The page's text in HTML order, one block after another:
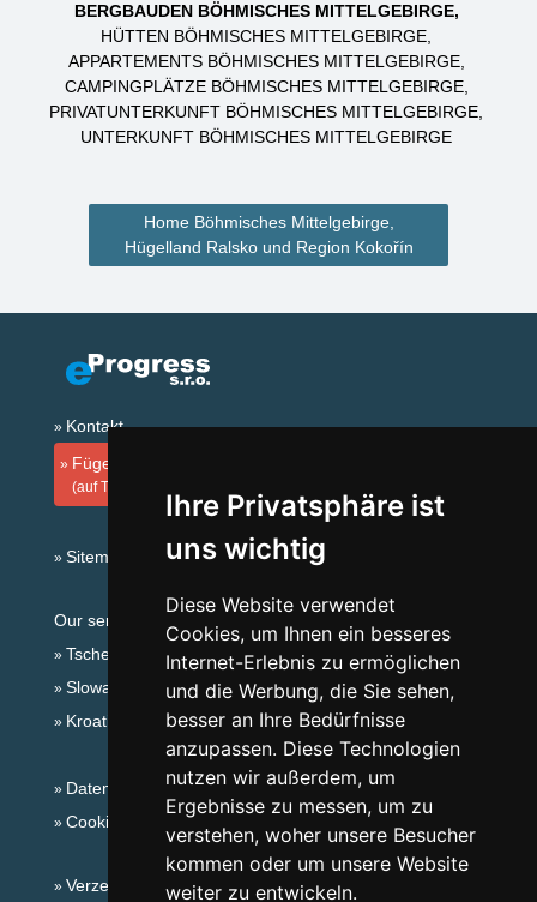
Ihre Privatsphäre ist
uns wichtig
Diese Website verwendet
Cookies, um Ihnen ein besseres
Internet-Erlebnis zu ermöglichen
und die Werbung, die Sie sehen,
besser an Ihre Bedürfnisse
anzupassen. Diese Technologien
nutzen wir außerdem, um
Ergebnisse zu messen, um zu
verstehen, woher unsere Besucher
kommen oder um unsere Website
weiter zu entwickeln.
BERGBAUDEN BÖHMISCHES MITTELGEBIRGE
HÜTTEN BÖHMISCHES MITTELGEBIRGE
APPARTEMENTS BÖHMISCHES MITTELGEBIRGE
CAMPINGPLÄTZE BÖHMISCHES MITTELGEBIRGE
PRIVATUNTERKUNFT BÖHMISCHES MITTELGEBIRGE
UNTERKUNFT BÖHMISCHES MITTELGEBIRGE
Home Böhmisches Mittelgebirge,
Hügelland Ralsko und Region Kokořín
Kontakt
Fügen Sie Ihre Unterkunft hinzu
(auf Tschechisch)
Sitemap
Our servers:
Tschechische Gebirge
Slowakische Gebirge
Kroatien
Datenschutz
Cookies
Verzeichnis der Unterkunft